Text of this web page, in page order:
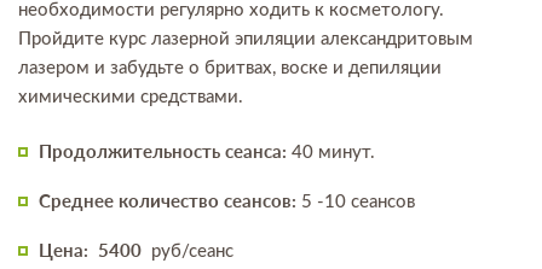
необходимости регулярно ходить к косметологу.
Пройдите курс лазерной эпиляции александритовым
лазером и забудьте о бритвах, воске и депиляции
химическими средствами.
Продолжительность сеанса: 40 минут.
Среднее количество сеансов: 5 -10 сеансов
Цена: 5400 руб/сеанс